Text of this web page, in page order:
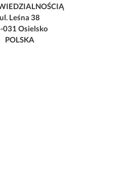
ul. Leśna 38
031 Osielsko
POLSKA